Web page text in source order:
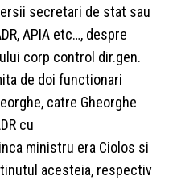
secretari de stat sau
APIA etc…, despre
corp control dir.gen.
de doi functionari
catre Gheorghe
cu
ministru era Ciolos si
acesteia, respectiv